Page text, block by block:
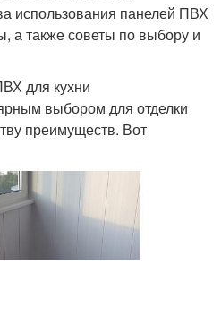
использования панелей ПВХ
а также советы по выбору и
для кухни
выбором для отделки
преимуществ. Вот